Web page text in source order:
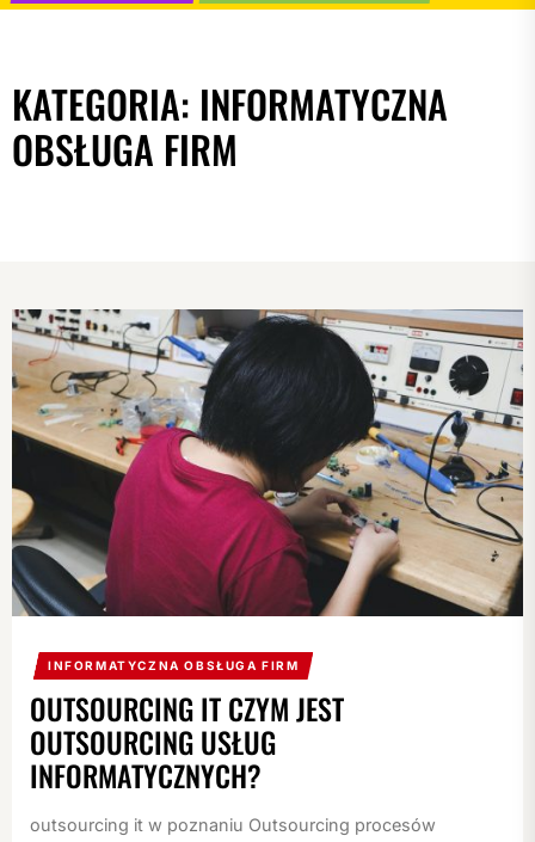
KATEGORIA: INFORMATYCZNA
OBSŁUGA FIRM
INFORMATYCZNA OBSŁUGA FIRM
OUTSOURCING IT CZYM JEST
OUTSOURCING USŁUG
INFORMATYCZNYCH?
outsourcing it w poznaniu Outsourcing procesów